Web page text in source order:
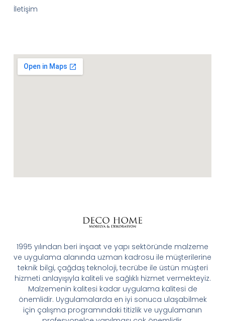
1995 yılından beri inşaat ve yapı sektöründe malzeme
ve uygulama alanında uzman kadrosu ile müşterilerine
teknik bilgi, çağdaş teknoloji, tecrübe ile üstün müşteri
hizmeti anlayışıyla kaliteli ve sağlıklı hizmet vermekteyiz.
Malzemenin kalitesi kadar uygulama kalitesi de
önemlidir. Uygulamalarda en iyi sonuca ulaşabilmek
için çalışma programındaki titizlik ve uygulamanın
İletişim